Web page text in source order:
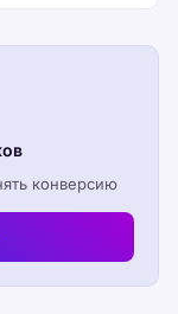
конверсию